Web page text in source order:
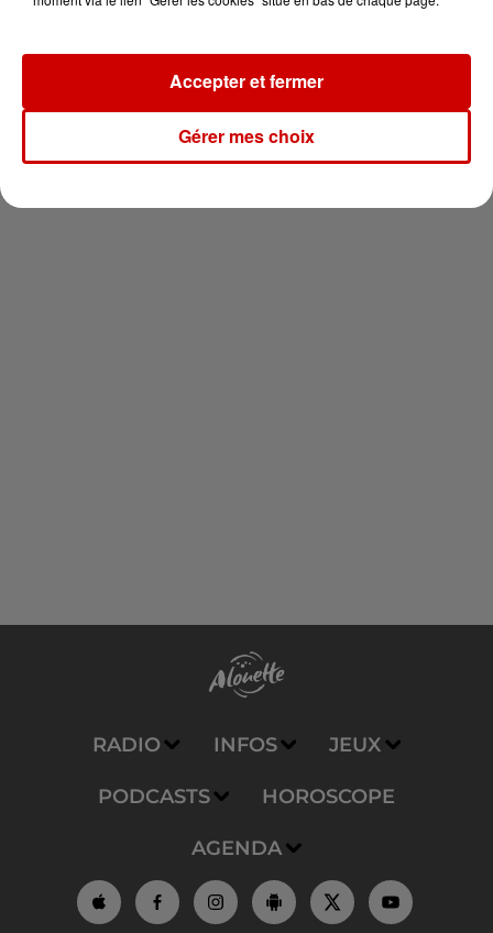
Newsletter
RADIO INFOS JEUX
PODCASTS HOROSCOPE
AGENDA
Gérer mes choix
Accepter et fermer